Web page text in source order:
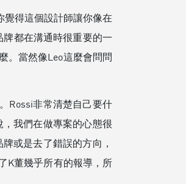
覺得這個設計師讓你像在
都在溝通時很重要的一
。當然像Leo這麼會問問
Rossi非常清楚自己要什
我們在做專案的心態很
或是去了錯誤的方向，
K董幾乎所有的報導，所